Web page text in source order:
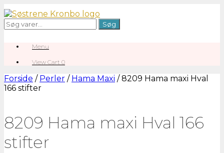
Gå
til
indhold
Søg
efter:
Søg
Menu
View
cart
View Cart 0
Forside / Perler / Hama Maxi / 8209 Hama maxi Hval
166 stifter
8209 Hama maxi Hval 166
stifter